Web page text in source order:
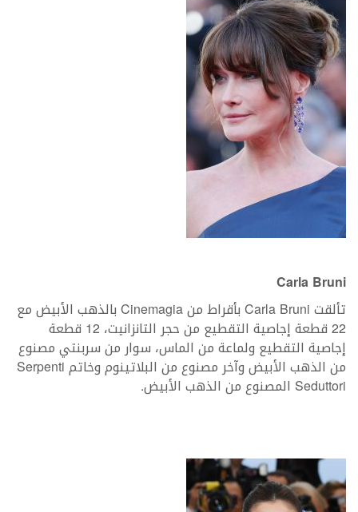
Carla Bruni
تألقت Carla Bruni بأقراط من Cinemagia بالذهب الأبيض مع
22 قطعة إجاصية التقطيع من حجر التانزانيت، 12 قطعة
إجاصية التقطيع ولماعة من الماس، سوار من سربنتي مصنوع
من الذهب الأبيض وآخر مصنوع من البلاتينوم وخاتم Serpenti
Seduttori المصنوع من الذهب الأبيض.